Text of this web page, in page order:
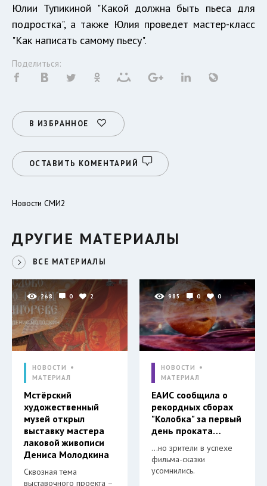
Юлии Тупикиной "Какой должна быть пьеса для
подростка", а также Юлия проведет мастер-класс
"Как написать самому пьесу".
Поделиться:
В ИЗБРАННОЕ
ОСТАВИТЬ КОМЕНТАРИЙ
Новости СМИ2
ДРУГИЕ МАТЕРИАЛЫ
ВСЕ МАТЕРИАЛЫ
268 0 2
НОВОСТИ
МАТЕРИАЛ
Мстёрский
художественный
музей открыл
выставку мастера
лаковой живописи
Дениса Молодкина
Сквозная тема
выставочного проекта –
985 0 0
НОВОСТИ
МАТЕРИАЛ
ЕАИС сообщила о
рекордных сборах
"Колобка" за первый
день проката…
…но зрители в успехе
фильма-сказки
усомнились.